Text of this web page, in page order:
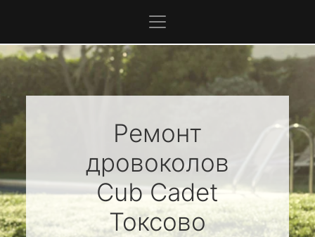
Ремонт
дровоколов
Cub Cadet
Токсово